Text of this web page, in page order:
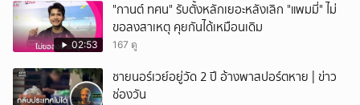
02:53
"กานต์ ทศน" รับตั้งหลักเยอะหลังเลิก "แพมมี่" ไม่
ขอลงสาเหตุ คุยกันได้เหมือนเดิม
167 ดู
ชายนอร์เวย์อยู่วัด 2 ปี อ้างพาสปอร์ตหาย | ข่าว
ช่องวัน